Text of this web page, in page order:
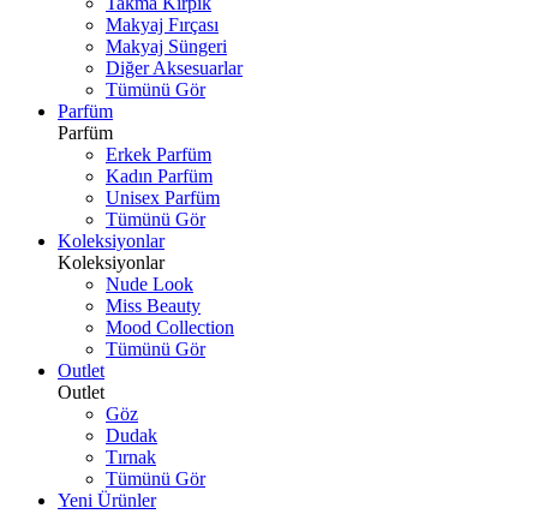
Makyaj Fırçası
Makyaj Süngeri
Diğer Aksesuarlar
Tümünü Gör
Parfüm
Parfüm
Erkek Parfüm
Kadın Parfüm
Unisex Parfüm
Tümünü Gör
Koleksiyonlar
Koleksiyonlar
Nude Look
Miss Beauty
Mood Collection
Tümünü Gör
Outlet
Outlet
Göz
Dudak
Tırnak
Tümünü Gör
Yeni Ürünler